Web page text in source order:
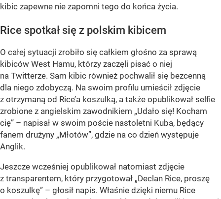
kibic zapewne nie zapomni tego do końca życia.
Rice spotkał się z polskim kibicem
O całej sytuacji zrobiło się całkiem głośno za sprawą
kibiców West Hamu, którzy zaczęli pisać o niej
na Twitterze. Sam kibic również pochwalił się bezcenną
dla niego zdobyczą. Na swoim profilu umieścił zdjęcie
z otrzymaną od Rice’a koszulką, a także opublikował selfie
zrobione z angielskim zawodnikiem „Udało się! Kocham
cię” – napisał w swoim poście nastoletni Kuba, będący
fanem drużyny „Młotów”, gdzie na co dzień występuje
Anglik.
Jeszcze wcześniej opublikował natomiast zdjęcie
z transparentem, który przygotował „Declan Rice, proszę
o koszulkę” – głosił napis. Właśnie dzięki niemu Rice